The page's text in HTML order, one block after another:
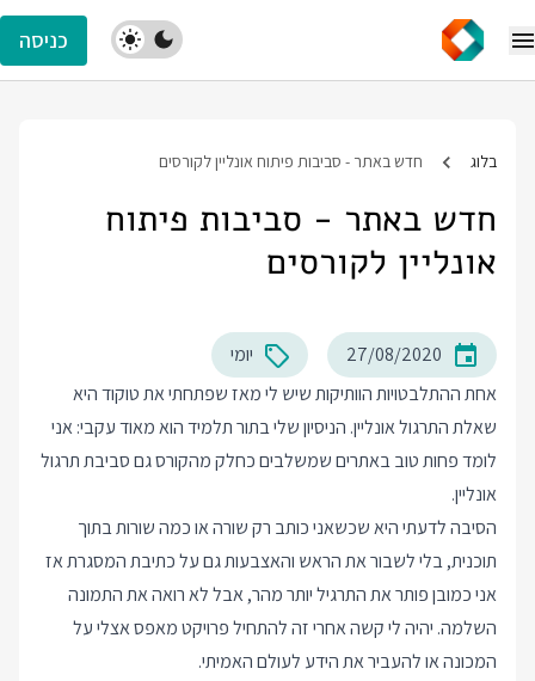
כניסה
בלוג חדש באתר - סביבות פיתוח אונליין לקורסים
חדש באתר - סביבות פיתוח
אונליין לקורסים
27/08/2020
יומי
אחת ההתלבטויות הוותיקות שיש לי מאז שפתחתי את טוקוד היא
שאלת התרגול אונליין. הניסיון שלי בתור תלמיד הוא מאוד עקבי: אני
לומד פחות טוב באתרים שמשלבים כחלק מהקורס גם סביבת תרגול
אונליין.
הסיבה לדעתי היא שכשאני כותב רק שורה או כמה שורות בתוך
תוכנית, בלי לשבור את הראש והאצבעות גם על כתיבת המסגרת אז
אני כמובן פותר את התרגיל יותר מהר, אבל לא רואה את התמונה
השלמה. יהיה לי קשה אחרי זה להתחיל פרויקט מאפס אצלי על
המכונה או להעביר את הידע לעולם האמיתי.